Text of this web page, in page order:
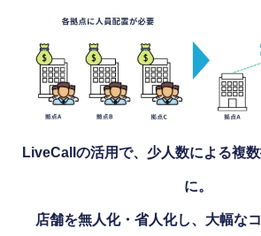
LiveCallの活用で、少人数による複
に。
店舗を無人化・省人化し、大幅な